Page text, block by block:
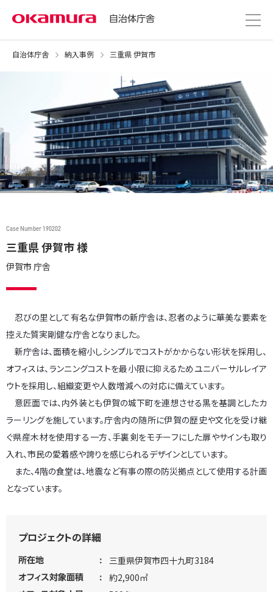
自治体庁舎
自治体庁舎 納入事例 三重県 伊賀市
Case Number 190202
三重県 伊賀市 様
伊賀市 庁舎
忍びの里として有名な伊賀市の新庁舎は、忍者のように華美な要素を
控えた質実剛健な庁舎となりました。
新庁舎は、面積を縮小しシンプルでコストがかからない形状を採用し、
オフィスは、ランニングコストを最小限に抑えるためユニバーサルレイア
ウトを採用し、組織変更や人数増減への対応に備えています。
意匠面では、内外装とも伊賀の城下町を連想させる黒を基調としたカ
ラーリングを施しています。庁舎内の随所に伊賀の歴史や文化を受け継
ぐ県産木材を使用する一方、手裏剣をモチーフにした扉やサインも取り
入れ、市民の愛着感や誇りを感じられるデザインとしています。
また、4階の食堂は、地震など有事の際の防災拠点として使用する計画
となっています。
プロジェクトの詳細
所在地 三重県伊賀市四十九町3184
オフィス対象面積 約2,900㎡